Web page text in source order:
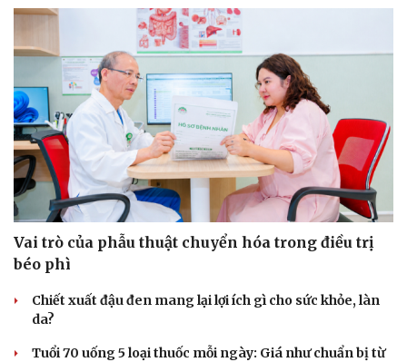
Vai trò của phẫu thuật chuyển hóa trong điều trị
béo phì
Chiết xuất đậu đen mang lại lợi ích gì cho sức khỏe, làn
da?
Tuổi 70 uống 5 loại thuốc mỗi ngày: Giá như chuẩn bị từ